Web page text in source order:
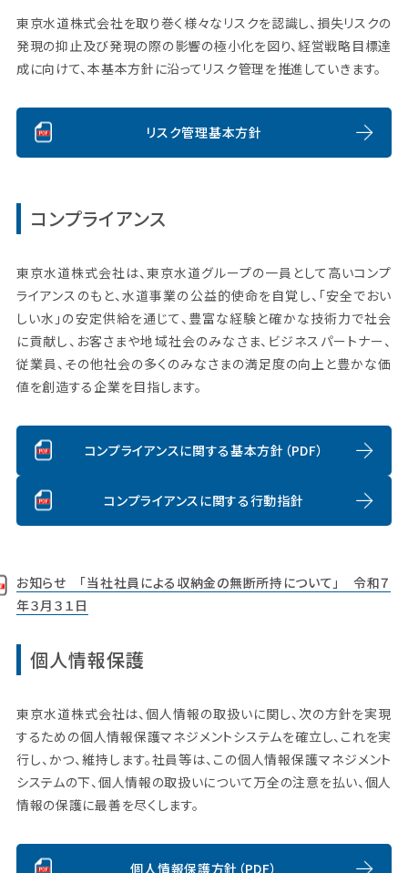
東京水道株式会社を取り巻く様々なリスクを認識し、損失リスクの
発現の抑止及び発現の際の影響の極小化を図り、経営戦略目標達
成に向けて、本基本方針に沿ってリスク管理を推進していきます。
リスク管理基本方針
コンプライアンス
東京水道株式会社は、東京水道グループの一員として高いコンプ
ライアンスのもと、水道事業の公益的使命を自覚し、「安全でおい
しい水」の安定供給を通じて、豊富な経験と確かな技術力で社会
に貢献し、お客さまや地域社会のみなさま、ビジネスパートナー、
従業員、その他社会の多くのみなさまの満足度の向上と豊かな価
値を創造する企業を目指します。
コンプライアンスに関する基本方針（PDF）
コンプライアンスに関する行動指針
お知らせ 「当社社員による収納金の無断所持について」 令和７
年３月３１日
個人情報保護
東京水道株式会社は、個人情報の取扱いに関し、次の方針を実現
するための個人情報保護マネジメントシステムを確立し、これを実
行し、かつ、維持します。社員等は、この個人情報保護マネジメント
システムの下、個人情報の取扱いについて万全の注意を払い、個人
情報の保護に最善を尽くします。
個人情報保護方針（PDF）